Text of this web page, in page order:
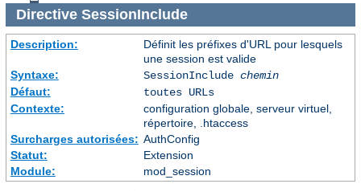
Directive SessionInclude
Description:
Définit les préfixes d'URL pour lesquels
une session est valide
Syntaxe:
SessionInclude chemin
Défaut:
toutes URLs
Contexte:
configuration globale, serveur virtuel,
répertoire, .htaccess
Surcharges autorisées: AuthConfig
Statut:
Extension
Module:
mod_session